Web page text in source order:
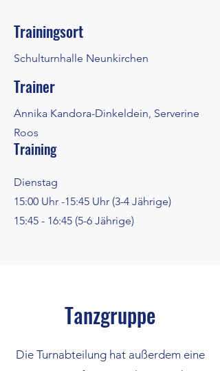
Trainingsort
Schulturnhalle Neunkirchen
Trainer
Annika Kandora-Dinkeldein, Serverine
Roos
Training
Dienstag
15:00 Uhr -15:45 Uhr (3-4 Jährige)
15:45 - 16:45 (5-6 Jährige)
Tanzgruppe
Die Turnabteilung hat außerdem eine